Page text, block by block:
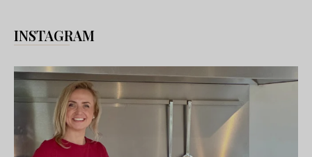
INSTAGRAM